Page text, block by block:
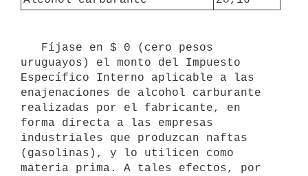
uruguayos) el monto del Impuesto
Específico Interno aplicable a las
enajenaciones de alcohol carburante
realizadas por el fabricante, en
forma directa a las empresas
industriales que produzcan naftas
(gasolinas), y lo utilicen como
materia prima. A tales efectos, por